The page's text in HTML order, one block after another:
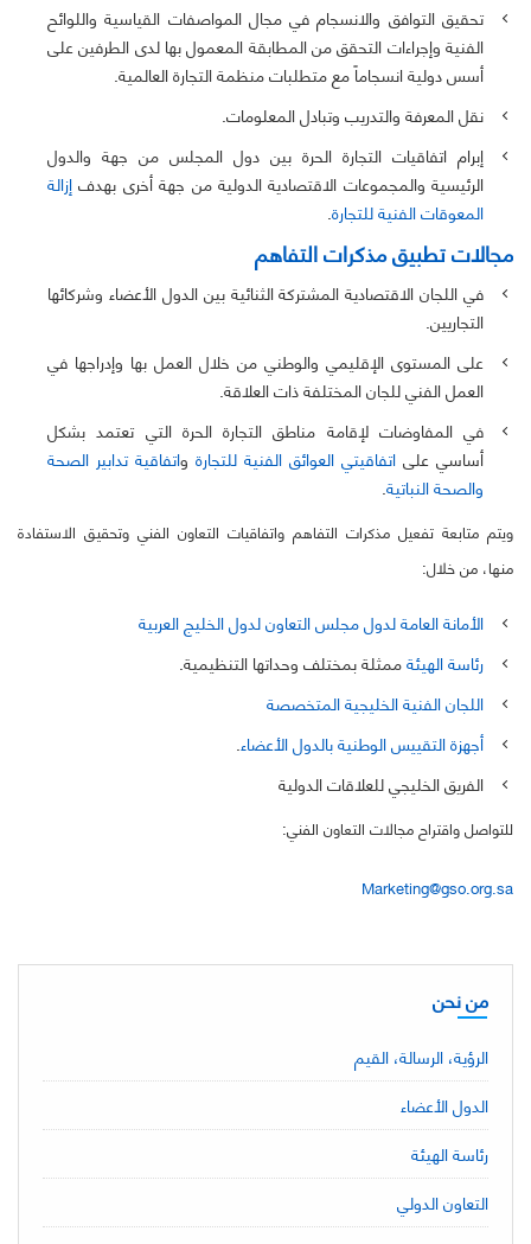
تحقيق التوافق والانسجام في مجال المواصفات القياسية واللوائح
الفنية وإجراءات التحقق من المطابقة المعمول بها لدى الطرفين على
أسس دولية انسجاماً مع متطلبات منظمة التجارة العالمية.
نقل المعرفة والتدريب وتبادل المعلومات.
إبرام اتفاقيات التجارة الحرة بين دول المجلس من جهة والدول
الرئيسية والمجموعات الاقتصادية الدولية من جهة أخرى بهدف إزالة
المعوقات الفنية للتجارة.
مجالات تطبيق مذكرات التفاهم
في اللجان الاقتصادية المشتركة الثنائية بين الدول الأعضاء وشركائها
التجاريين.
على المستوى الإقليمي والوطني من خلال العمل بها وإدراجها في
العمل الفني للجان المختلفة ذات العلاقة.
في المفاوضات لإقامة مناطق التجارة الحرة التي تعتمد بشكل
أساسي على اتفاقيتي العوائق الفنية للتجارة واتفاقية تدابير الصحة
والصحة النباتية.
ويتم متابعة تفعيل مذكرات التفاهم واتفاقيات التعاون الفني وتحقيق الاستفادة
منها، من خلال:
الأمانة العامة لدول مجلس التعاون لدول الخليج العربية
رئاسة الهيئةممثلة بمختلف وحداتها التنظيمية.
اللجان الفنية الخليجية المتخصصة
أجهزة التقييس الوطنية بالدول الأعضاء.
الفريق الخليجي للعلاقات الدولية
للتواصل واقتراح مجالات التعاون الفني:
Marketing@gso.org.sa
من نحن
الرؤية، الرسالة، القيم
الدول الأعضاء
رئاسة الهيئة
التعاون الدولي